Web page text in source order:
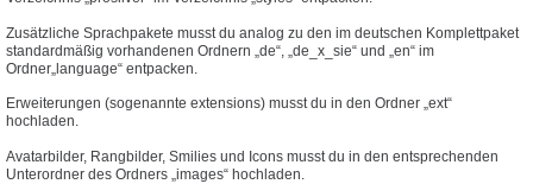
Zusätzliche Sprachpakete musst du analog zu den im deutschen Komplettpaket
standardmäßig vorhandenen Ordnern „de“, „de_x_sie“ und „en“ im
Ordner„language“ entpacken.
Erweiterungen (sogenannte extensions) musst du in den Ordner „ext“
hochladen.
Avatarbilder, Rangbilder, Smilies und Icons musst du in den entsprechenden
Unterordner des Ordners „images“ hochladen.